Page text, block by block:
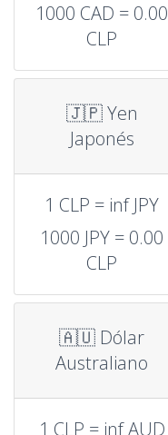
1000 CAD = 0.00
CLP
🇯🇵 Yen
Japonés
1 CLP = inf JPY
1000 JPY = 0.00
CLP
🇦🇺 Dólar
Australiano
1 CLP = inf AUD